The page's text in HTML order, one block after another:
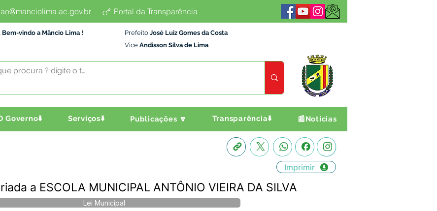
Portal da Transparência
Bem-vindo a Mâncio Lima ! Prefeito José Luiz Gomes da Costa
Vice Andisson Silva de Lima
Governo⬇️ Serviços⬇️ Publicações 🔽 Transparência⬇️ 📰Notícias
Imprimir
a ESCOLA MUNICIPAL ANTÔNIO VIEIRA DA SILVA
Lei Municipal